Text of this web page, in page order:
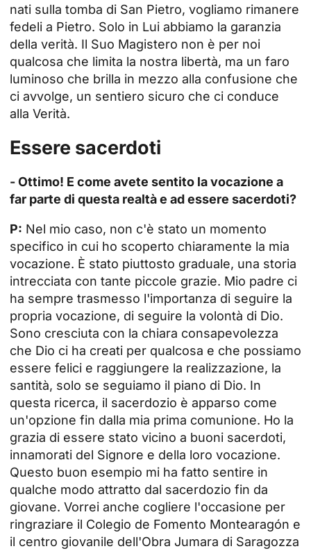
nati sulla tomba di San Pietro, vogliamo rimanere
fedeli a Pietro. Solo in Lui abbiamo la garanzia
della verità. Il Suo Magistero non è per noi
qualcosa che limita la nostra libertà, ma un faro
luminoso che brilla in mezzo alla confusione che
ci avvolge, un sentiero sicuro che ci conduce
alla Verità.
Essere sacerdoti
- Ottimo! E come avete sentito la vocazione a
far parte di questa realtà e ad essere sacerdoti?
P: Nel mio caso, non c'è stato un momento
specifico in cui ho scoperto chiaramente la mia
vocazione. È stato piuttosto graduale, una storia
intrecciata con tante piccole grazie. Mio padre ci
ha sempre trasmesso l'importanza di seguire la
propria vocazione, di seguire la volontà di Dio.
Sono cresciuta con la chiara consapevolezza
che Dio ci ha creati per qualcosa e che possiamo
essere felici e raggiungere la realizzazione, la
santità, solo se seguiamo il piano di Dio. In
questa ricerca, il sacerdozio è apparso come
un'opzione fin dalla mia prima comunione. Ho la
grazia di essere stato vicino a buoni sacerdoti,
innamorati del Signore e della loro vocazione.
Questo buon esempio mi ha fatto sentire in
qualche modo attratto dal sacerdozio fin da
giovane. Vorrei anche cogliere l'occasione per
ringraziare il Colegio de Fomento Montearagón e
il centro giovanile dell'Obra Jumara di Saragozza